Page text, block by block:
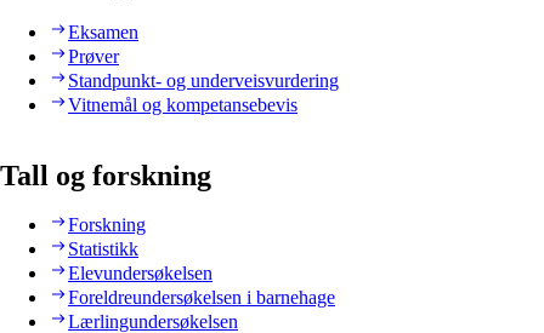
Eksamen
Prøver
Standpunkt- og underveisvurdering
Vitnemål og kompetansebevis
Tall og forskning
Forskning
Statistikk
Elevundersøkelsen
Foreldreundersøkelsen i barnehage
Lærlingundersøkelsen